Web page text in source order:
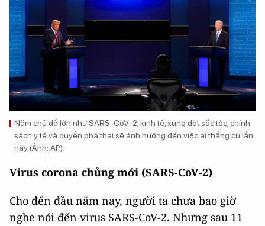
Năm chủ đề lớn như SARS-CoV-2, kinh tế, xung đột sắc tộc, chính
sách y tế và quyền phá thai sẽ ảnh hưởng đến việc ai thắng cử lần
này (Ảnh: AP).
Virus corona chủng mới (SARS-CoV-2)
Cho đến đầu năm nay, người ta chưa bao giờ
nghe nói đến virus SARS-CoV-2. Nhưng sau 11